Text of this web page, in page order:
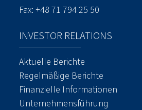
Fax: +48 71 794 25 50
INVESTOR RELATIONS
Aktuelle Berichte
Regelmäßige Berichte
Finanzielle Informationen
Unternehmensführung